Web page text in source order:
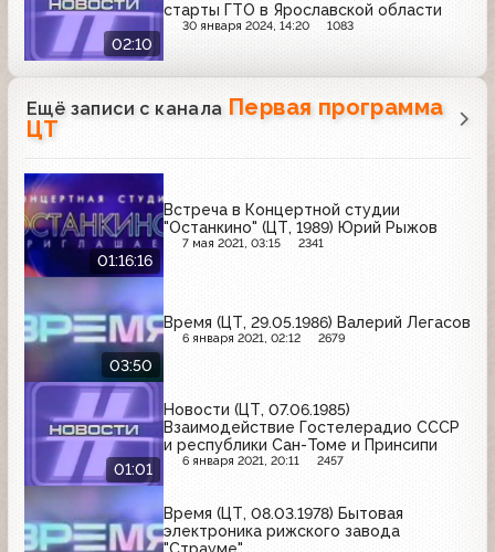
02:10
старты ГТО в Ярославской области
30 января 2024, 14:20 1083
Ещё записи с канала Первая программа
ЦТ
01:16:16
Встреча в Концертной студии
"Останкино" (ЦТ, 1989) Юрий Рыжов
7 мая 2021, 03:15 2341
03:50
Время (ЦТ, 29.05.1986) Валерий Легасов
6 января 2021, 02:12 2679
01:01
Новости (ЦТ, 07.06.1985)
Взаимодействие Гостелерадио СССР
и республики Сан-Томе и Принсипи
6 января 2021, 20:11 2457
Время (ЦТ, 08.03.1978) Бытовая
электроника рижского завода